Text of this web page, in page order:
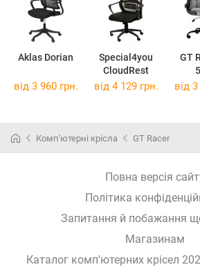
Aklas Dorian
Special4you
CloudRest
GT
від 3 960 грн. від 4 129 грн. від
Комп'ютерні крісла GT Racer
Повна версія
Політика
Запитання й побажання
Магазинам
Каталог комп'ютерних крісел